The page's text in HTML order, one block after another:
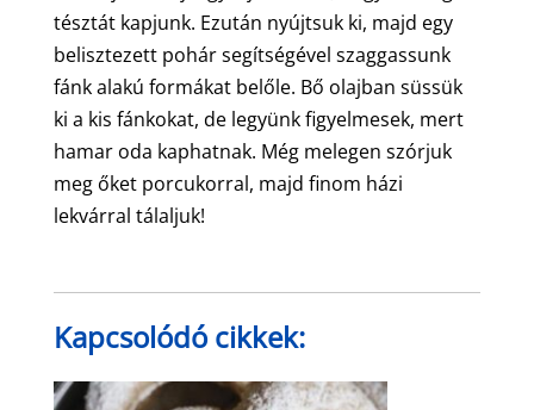
tésztát kapjunk. Ezután nyújtsuk ki, majd egy
belisztezett pohár segítségével szaggassunk
fánk alakú formákat belőle. Bő olajban süssük
ki a kis fánkokat, de legyünk figyelmesek, mert
hamar oda kaphatnak. Még melegen szórjuk
meg őket porcukorral, majd finom házi
lekvárral tálaljuk!
Kapcsolódó cikkek: